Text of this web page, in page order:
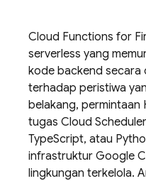
Cloud Functions for
serverless yang
kode backend secara
terhadap peristiwa
belakang, permintaan
tugas Cloud Scheduler
TypeScript, atau
infrastruktur Google
lingkungan terkelola.